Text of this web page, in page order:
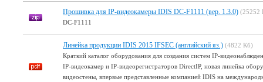
Прошивка для IP-видеокамеры IDIS DC-F1111 (вер. 1.3.0) (25252
DC-F1111
Линейка продукции IDIS 2015 IFSEC (английский яз.) (4822 Кб)
Краткий каталог оборудования для создания систем IP-
IP-видеокамер и IP-видеорегистраторов DirectIP, новая линейка
видеостены, впервые представленные компанией IDIS на